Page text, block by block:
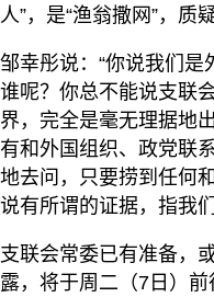
人”，是“渔翁撒网”，质
邹幸彤说：“你说我们
谁呢？你总不能说支联
界，完全是毫无理据地
有和外国组织、政党联
地去问，只要捞到任何
说有所谓的证据，指我
支联会常委已有准备，
露，将于周二（7日）